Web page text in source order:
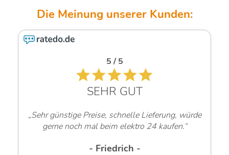
4.6 / 5
SEHR GUT
„Sehr freundliche Mitarbeiter!“